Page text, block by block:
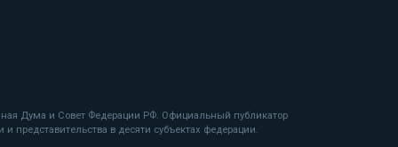
Дума и Совет Федерации РФ. Официальный публикатор
представительства в десяти субъектах федерации.